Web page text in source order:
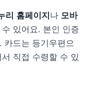
리 홈페이지 나 모바
있어요. 본인 인증
카드는 등기우편으
직접 수령할 수 있